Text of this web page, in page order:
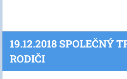
19.12.2018 SPOLEČNÝ
RODIČI